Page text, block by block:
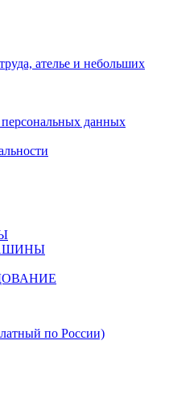
ателье и небольших
персональных данных
по России)